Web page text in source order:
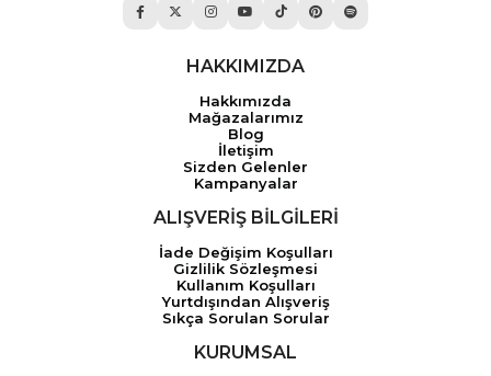
HAKKIMIZDA
Hakkımızda
Mağazalarımız
Blog
İletişim
Sizden Gelenler
Kampanyalar
ALIŞVERİŞ BİLGİLERİ
İade Değişim Koşulları
Gizlilik Sözleşmesi
Kullanım Koşulları
Yurtdışından Alışveriş
Sıkça Sorulan Sorular
KURUMSAL